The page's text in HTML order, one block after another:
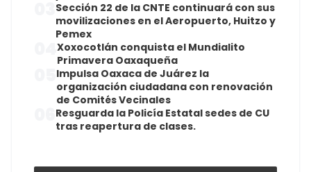
Sección 22 de la CNTE continuará con sus
movilizaciones en el Aeropuerto, Huitzo y
Pemex
Xoxocotlán conquista el Mundialito
Primavera Oaxaqueña
Impulsa Oaxaca de Juárez la
organización ciudadana con renovación
de Comités Vecinales
Resguarda la Policía Estatal sedes de CU
tras reapertura de clases.